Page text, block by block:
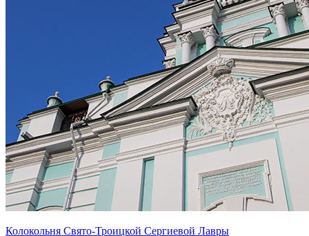
Колокольня Свято-Троицкой Сергиевой Лавры